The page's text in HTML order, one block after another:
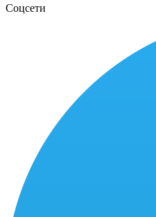
Соцсети